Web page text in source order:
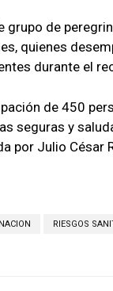
de
quienes
durante el
de 450
seguras y
por Julio César
RIESGOS